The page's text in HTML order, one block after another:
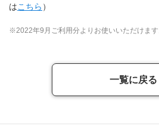
はこちら ）
※2022年9月ご利用分よりお使いいただけます
一覧に戻る